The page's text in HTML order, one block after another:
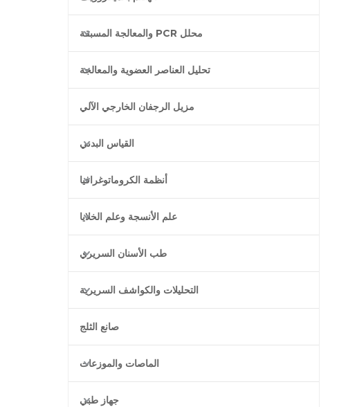
محلل PCR والمعالجة المسبقة
تحليل العناصر العضوية والمعالجة
مزيل الرجفان الخارجي الآلي
القياس البدني
أنظمة الكروماتوغرافيا
علم الأنسجة وعلم الخلايا
طب الأسنان السريري
التحليلات والكواشف السريرية
صانع الثلج
الماصات والموزعات
جهاز طبي